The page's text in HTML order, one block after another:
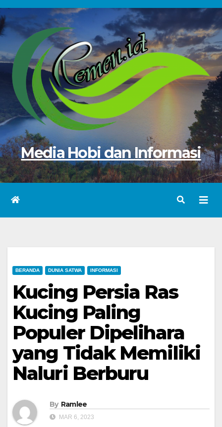
Skip
to
content
Media Hobi dan Informasi
BERANDA DUNIA SATWA INFORMASI
Kucing Persia Ras
Kucing Paling
Populer Dipelihara
yang Tidak Memiliki
Naluri Berburu
By Ramlee
MAR 6, 2023